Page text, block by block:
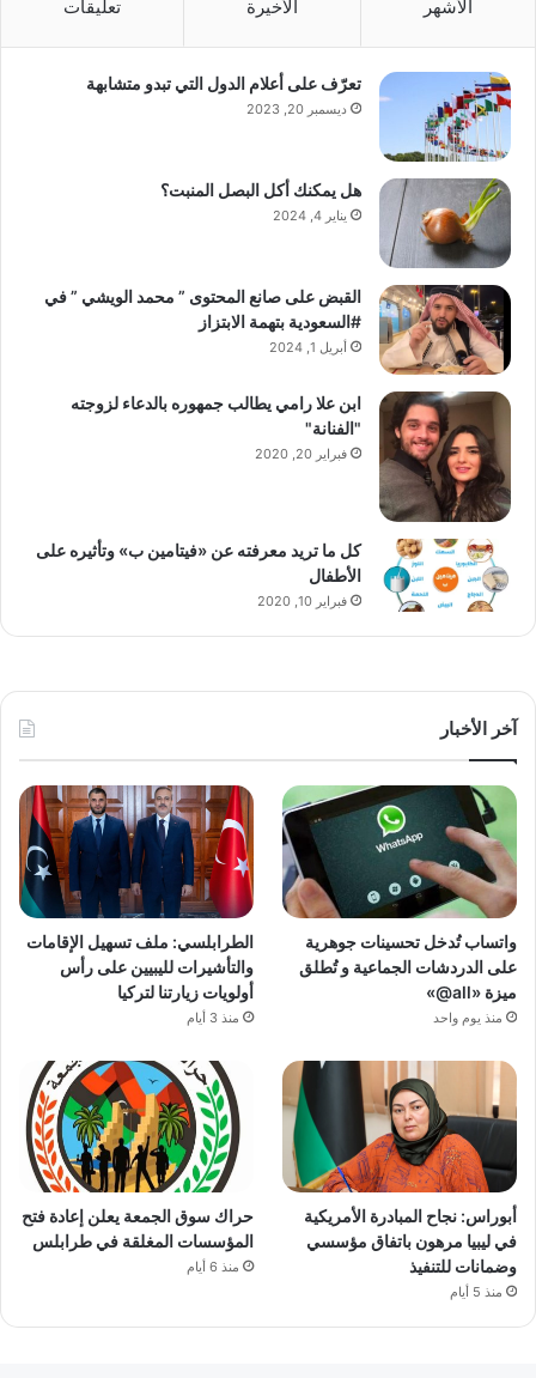
الأشهر الأخيرة تعليقات
تعرّف على أعلام الدول التي تبدو متشابهة
ديسمبر 20, 2023
هل يمكنك أكل البصل المنبت؟
يناير 4, 2024
القبض على صانع المحتوى ” محمد الويشي ” في
#السعودية بتهمة الابتزاز
أبريل 1, 2024
ابن علا رامي يطالب جمهوره بالدعاء لزوجته
"الفنانة"
فبراير 20, 2020
كل ما تريد معرفته عن «فيتامين ب» وتأثيره على
الأطفال
فبراير 10, 2020
آخر الأخبار
واتساب تُدخل تحسينات جوهرية
على الدردشات الجماعية و تُطلق
ميزة «all@»
منذ يوم واحد
الطرابلسي: ملف تسهيل الإقامات
والتأشيرات لليبيين على رأس
أولويات زيارتنا لتركيا
منذ 3 أيام
أبوراس: نجاح المبادرة الأمريكية
في ليبيا مرهون باتفاق مؤسسي
وضمانات للتنفيذ
منذ 5 أيام
حراك سوق الجمعة يعلن إعادة فتح
المؤسسات المغلقة في طرابلس
منذ 6 أيام